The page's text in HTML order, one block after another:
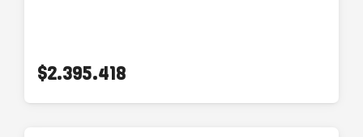
$2.395.418